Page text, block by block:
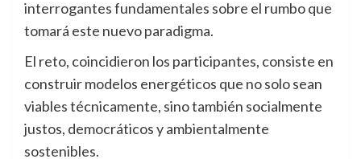
interrogantes fundamentales sobre el rumbo que
tomará este nuevo paradigma.
El reto, coincidieron los participantes, consiste en
construir modelos energéticos que no solo sean
viables técnicamente, sino también socialmente
justos, democráticos y ambientalmente
sostenibles.